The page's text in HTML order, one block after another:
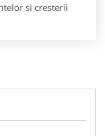
si cresterii